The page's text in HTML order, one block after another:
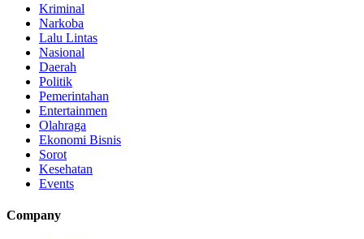
Kriminal
Narkoba
Lalu Lintas
Nasional
Daerah
Politik
Pemerintahan
Entertainmen
Olahraga
Ekonomi Bisnis
Sorot
Kesehatan
Events
Company